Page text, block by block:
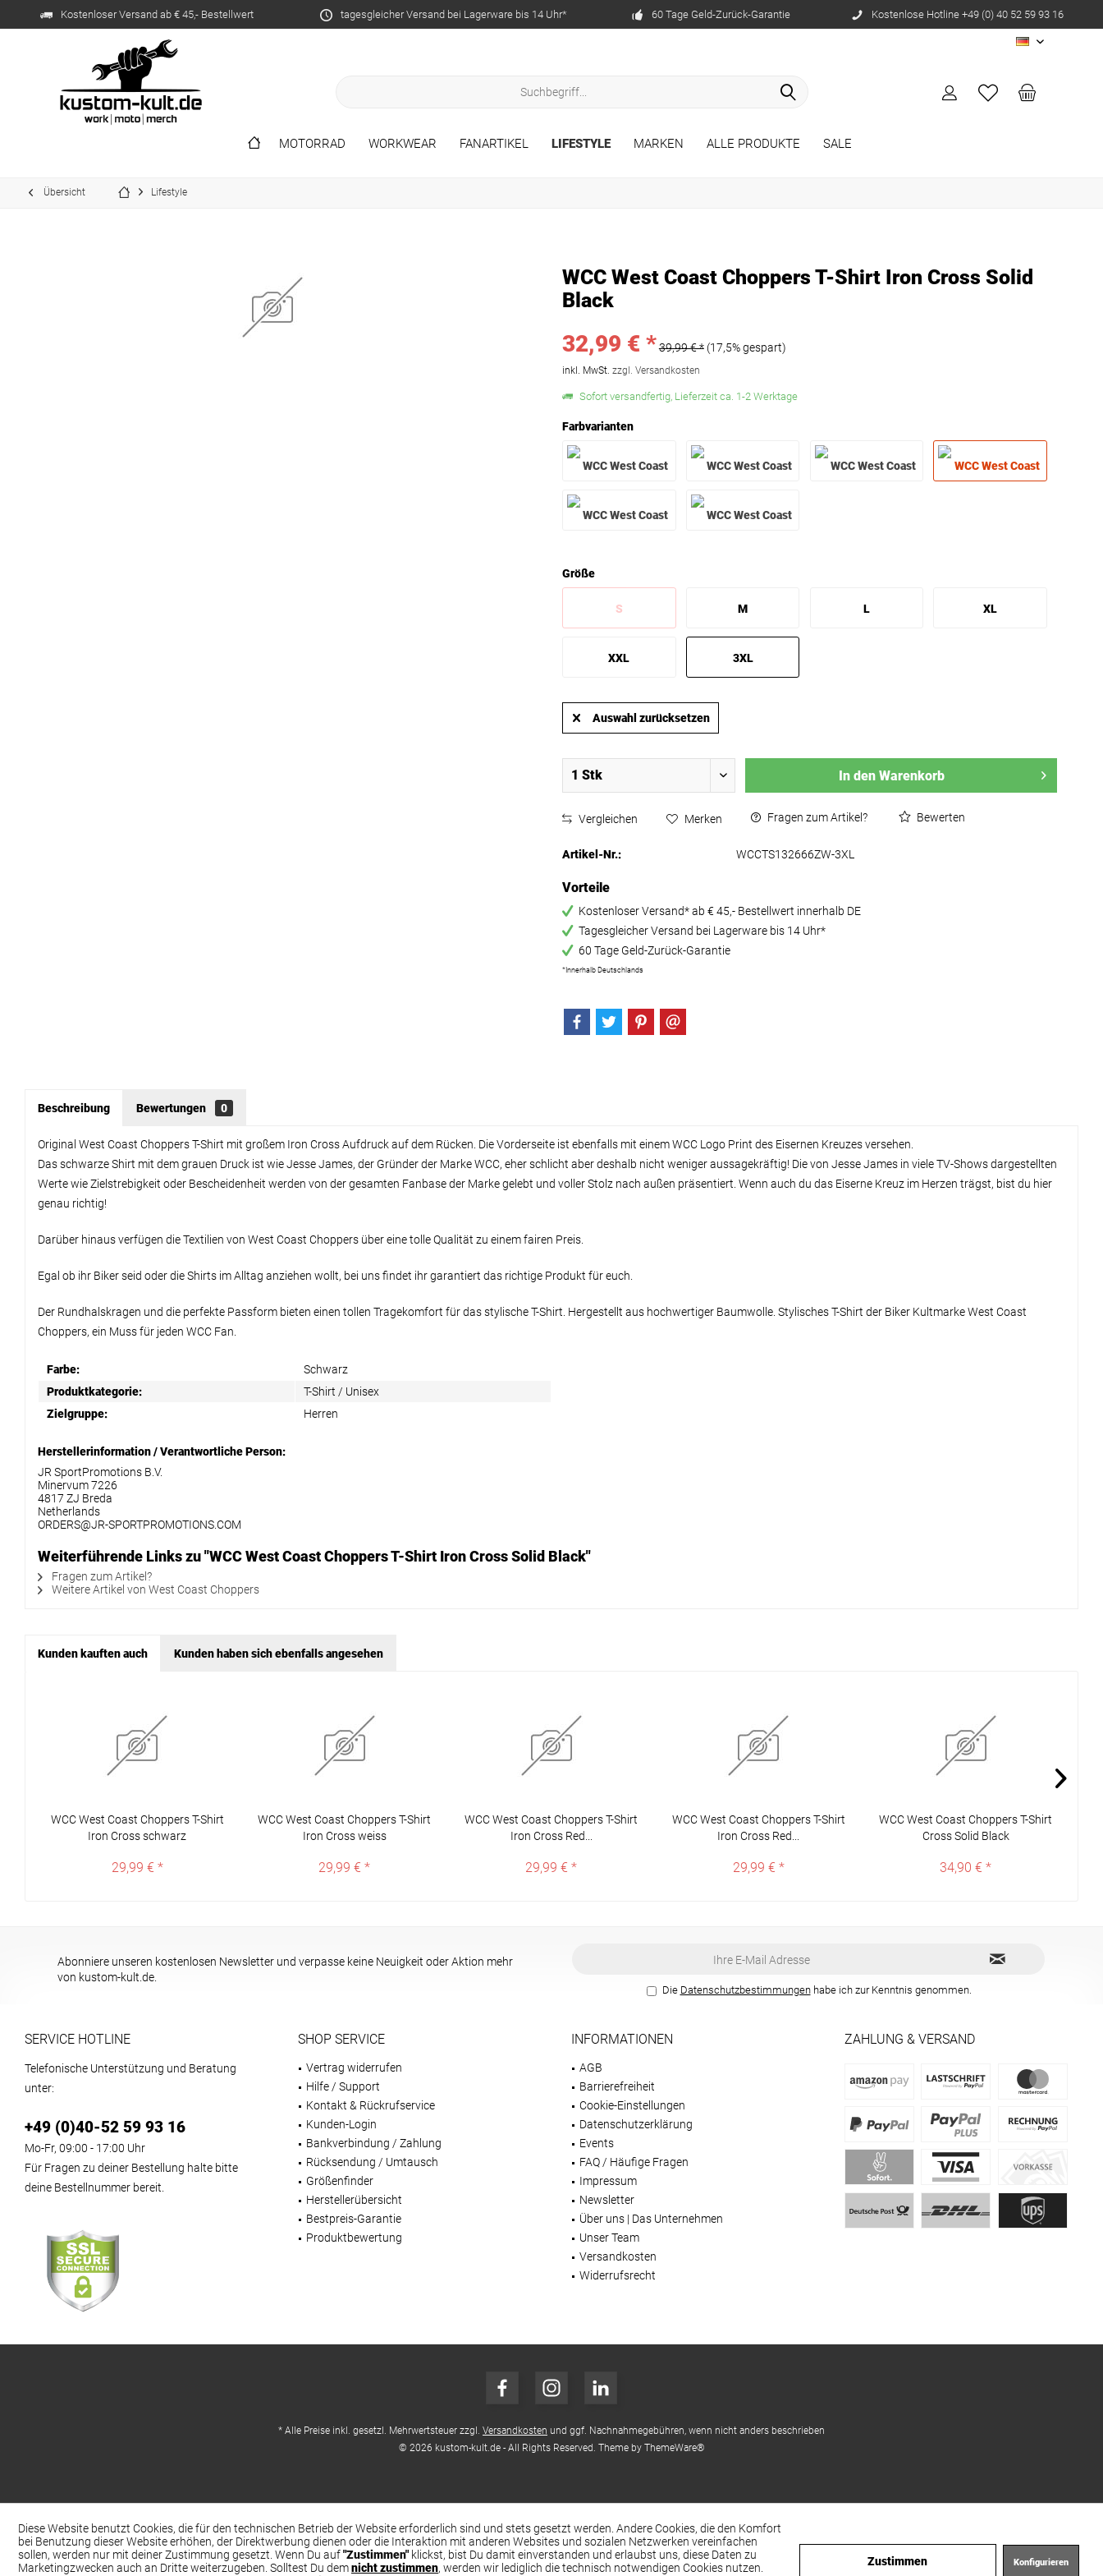
Kostenloser Versand ab € 45,- Bestellwert tagesgleicher Versand bei Lagerware bis 14 Uhr* 60 Tage Geld-Zurück-Garantie Kostenlose Hotline +49 (0) 40 52 59 93 16
DE
MOTORRAD WORKWEAR FANARTIKEL LIFESTYLE MARKEN ALLE PRODUKTE SALE
Übersicht Lifestyle
WCC West Coast Choppers T-Shirt Iron Cross Solid
Black
32,99 € *39,99 € * (17,5% gespart)
inkl. MwSt. zzgl. Versandkosten
Sofort versandfertig, Lieferzeit ca. 1-2 Werktage
Farbvarianten
Größe
S M L XL
XXL 3XL
Auswahl zurücksetzen
In den Warenkorb
Vergleichen Merken Fragen zum Artikel? Bewerten
Artikel-Nr.: WCCTS132666ZW-3XL
Vorteile
Kostenloser Versand* ab € 45,- Bestellwert innerhalb DE
Tagesgleicher Versand bei Lagerware bis 14 Uhr*
60 Tage Geld-Zurück-Garantie
*Innerhalb Deutschlands
Beschreibung Bewertungen 0
Original West Coast Choppers T-Shirt mit großem Iron Cross Aufdruck auf dem Rücken. Die Vorderseite ist ebenfalls mit einem WCC Logo Print des Eisernen Kreuzes versehen.
Das schwarze Shirt mit dem grauen Druck ist wie Jesse James, der Gründer der Marke WCC, eher schlicht aber deshalb nicht weniger aussagekräftig! Die von Jesse James in viele TV-Shows dargestellten
Werte wie Zielstrebigkeit oder Bescheidenheit werden von der gesamten Fanbase der Marke gelebt und voller Stolz nach außen präsentiert. Wenn auch du das Eiserne Kreuz im Herzen trägst, bist du hier
genau richtig!
Darüber hinaus verfügen die Textilien von West Coast Choppers über eine tolle Qualität zu einem fairen Preis.
Egal ob ihr Biker seid oder die Shirts im Alltag anziehen wollt, bei uns findet ihr garantiert das richtige Produkt für euch.
Der Rundhalskragen und die perfekte Passform bieten einen tollen Tragekomfort für das stylische T-Shirt. Hergestellt aus hochwertiger Baumwolle. Stylisches T-Shirt der Biker Kultmarke West Coast
Choppers, ein Muss für jeden WCC Fan.
Farbe:
Schwarz
Produktkategorie:
T-Shirt / Unisex
Zielgruppe:
Herren
Herstellerinformation / Verantwortliche Person:
JR SportPromotions B.V.
Minervum 7226
4817 ZJ Breda
Netherlands
ORDERS@JR-SPORTPROMOTIONS.COM
Weiterführende Links zu "WCC West Coast Choppers T-Shirt Iron Cross Solid Black"
Fragen zum Artikel?
Weitere Artikel von West Coast Choppers
Kunden kauften auch Kunden haben sich ebenfalls angesehen
WCC West Coast Choppers T-Shirt
Iron Cross schwarz
29,99 € *
WCC West Coast Choppers T-Shirt
Iron Cross weiss
29,99 € *
WCC West Coast Choppers T-Shirt
Iron Cross Red...
29,99 € *
WCC West Coast Choppers T-Shirt
Iron Cross Red...
29,99 € *
WCC West Coast Choppers T-Shirt
Cross Solid Black
34,90 € *
Abonniere unseren kostenlosen Newsletter und verpasse keine Neuigkeit oder Aktion mehr
von kustom-kult.de.
Die Datenschutzbestimmungenhabe ich zur Kenntnis genommen.
SERVICE HOTLINE
Telefonische Unterstützung und Beratung
unter:
+49 (0)40-52 59 93 16
Mo-Fr, 09:00 - 17:00 Uhr
Für Fragen zu deiner Bestellung halte bitte
deine Bestellnummer bereit.
SHOP SERVICE
Vertrag widerrufen
Hilfe / Support
Kontakt & Rückrufservice
Kunden-Login
Bankverbindung / Zahlung
Rücksendung / Umtausch
Größenfinder
Herstellerübersicht
Bestpreis-Garantie
Produktbewertung
INFORMATIONEN
AGB
Barrierefreiheit
Cookie-Einstellungen
Datenschutzerklärung
Events
FAQ / Häufige Fragen
Impressum
Newsletter
Über uns | Das Unternehmen
Unser Team
Versandkosten
Widerrufsrecht
ZAHLUNG & VERSAND
* Alle Preise inkl. gesetzl. Mehrwertsteuer zzgl. Versandkosten und ggf. Nachnahmegebühren, wenn nicht anders beschrieben
© 2026 kustom-kult.de - All Rights Reserved. Theme by ThemeWare®
Diese Website benutzt Cookies, die für den technischen Betrieb der Website erforderlich sind und stets gesetzt werden. Andere Cookies, die den Komfort
bei Benutzung dieser Website erhöhen, der Direktwerbung dienen oder die Interaktion mit anderen Websites und sozialen Netzwerken vereinfachen
sollen, werden nur mit deiner Zustimmung gesetzt. Wenn Du auf"Zustimmen"klickst, bist Du damit einverstanden und erlaubst uns, diese Daten zu
Marketingzwecken auch an Dritte weiterzugeben. Solltest Du demnicht zustimmen, werden wir lediglich die technisch notwendigen Cookies nutzen.
Zustimmen Konfigurieren